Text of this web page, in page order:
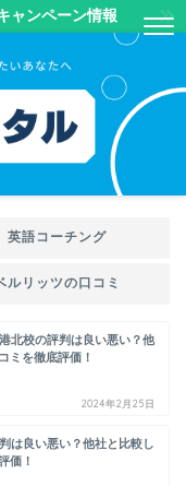
ャンペーン情報
英語コーチング
ルリッツの口コミ
北校の評判は良い悪い？他
ミを徹底評価！
2024年2月25日
は良い悪い？他社と比較し
価！